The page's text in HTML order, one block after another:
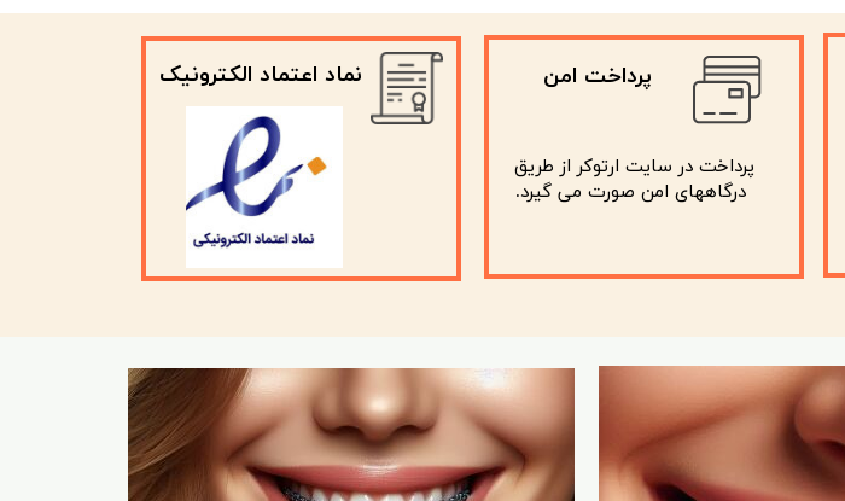
پرداخت در سایت ارتوکر از طریق
​​​​​​​ درگاههای امن صورت می گیرد.
پرداخت امن نماد اعتماد الکترونیک